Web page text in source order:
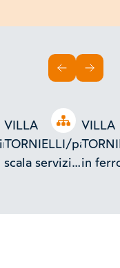
tree Open tree
VILLA
TORNIELLI/
scala servizio
VILLA
in
INDIETRO